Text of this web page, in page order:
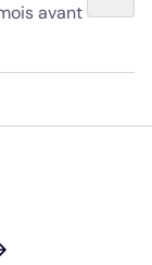
avant
pour un